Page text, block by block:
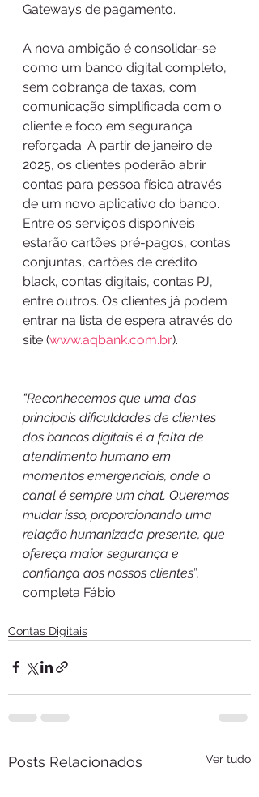
Gateways de pagamento.
A nova ambição é consolidar-se
como um banco digital completo,
sem cobrança de taxas, com
comunicação simplificada com o
cliente e foco em segurança
reforçada. A partir de janeiro de
2025, os clientes poderão abrir
contas para pessoa física através
de um novo aplicativo do banco.
Entre os serviços disponíveis
estarão cartões pré-pagos, contas
conjuntas, cartões de crédito
black, contas digitais, contas PJ,
entre outros. Os clientes já podem
entrar na lista de espera através do
site (www.aqbank.com.br).
“Reconhecemos que uma das
principais dificuldades de clientes
dos bancos digitais é a falta de
atendimento humano em
momentos emergenciais, onde o
canal é sempre um chat. Queremos
mudar isso, proporcionando uma
relação humanizada presente, que
ofereça maior segurança e
confiança aos nossos clientes”,
completa Fábio.
Contas Digitais
Posts Relacionados Ver tudo